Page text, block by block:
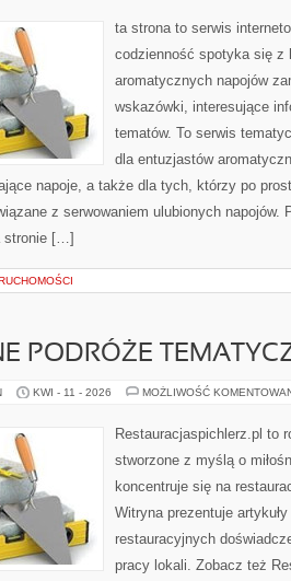
ta strona to serwis
codzienność spotyka się z
aromatycznych napojów
wskazówki, interesujące
tematów. To serwis
dla entuzjastów
napoje, a także dla tych, którzy po
z serwowaniem ulubionych napojów.
stronie […]
PODRÓŻE
KWI - 11 - 2026 MOŻLIWOŚĆ
Restauracjaspichlerz.pl to
stworzone z myślą o
koncentruje się na
Witryna prezentuje
restauracyjnych
pracy lokali. Zobacz też